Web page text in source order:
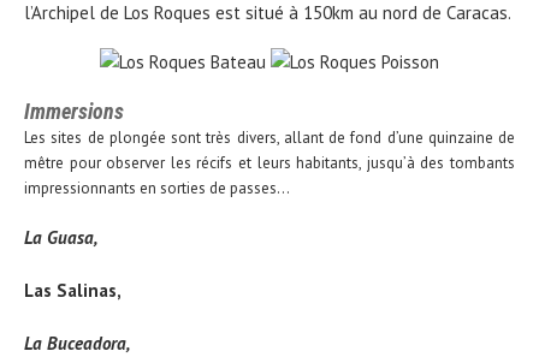
l’Archipel de Los Roques est situé à 150km au nord de Caracas.
Immersions
Les sites de plongée sont très divers, allant de fond d’une quinzaine de
mêtre pour observer les récifs et leurs habitants, jusqu’à des tombants
impressionnants en sorties de passes…
La Guasa,
Las Salinas,
La Buceadora,